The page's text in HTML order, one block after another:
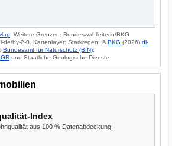
. Weitere Grenzen: Bundeswahlleiterin/BKG
de/by-2-0. Kartenlayer: Starkregen: ©BKG (2026) dl-
Bundesamt für Naturschutz (BfN);
und Staatliche Geologische Dienste.
Index
aus 100 % Datenabdeckung.